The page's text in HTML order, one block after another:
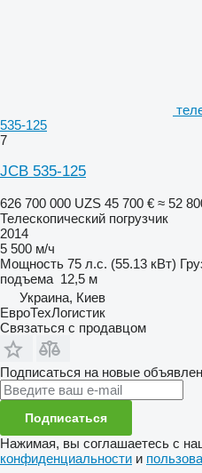
535-125
7
JCB 535-125
626 700 000 UZS 45 700 € ≈ 52
Телескопический погрузчик
2014
5 500 м/ч
Мощность 75 л.с. (55.13 кВт)
подъема 12,5 м
Украина, Киев
ЕвроТехЛогистик
Связаться с продавцом
Подписаться на новые
Подписаться
Нажимая, вы соглашаетесь с
конфиденциальности и